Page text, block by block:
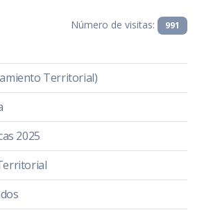
Número de visitas: 991
Territorial)
2025